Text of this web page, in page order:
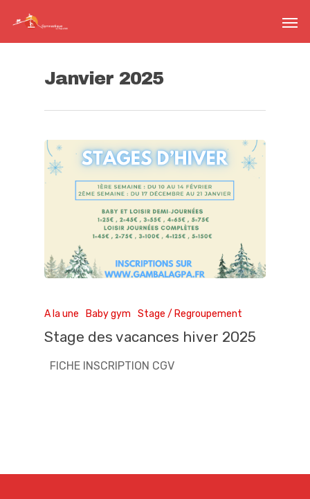
Janvier 2025
A la une Baby gym Stage / Regroupement
Stage des vacances hiver 2025
FICHE INSCRIPTION CGV